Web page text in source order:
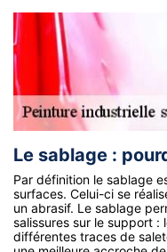
Le sablage :
Par définition le sablage
surfaces. Celui-ci se
un abrasif. Le sablage
salissures sur le support :
différentes traces de